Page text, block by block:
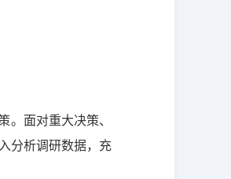
面对重大决策、
分析调研数据，充